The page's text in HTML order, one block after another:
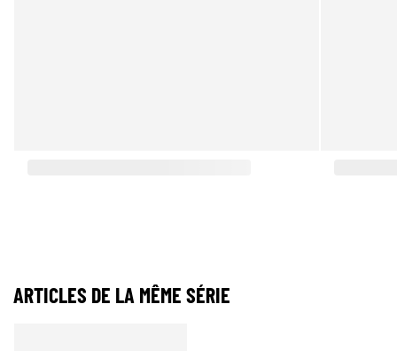
ARTICLES DE LA MÊME SÉRIE